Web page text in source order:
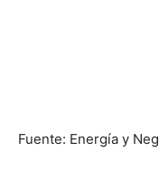
Fuente: Energía y